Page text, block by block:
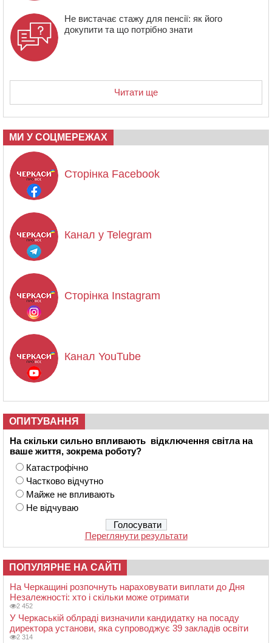
Не вистачає стажу для пенсії: як його
докупити та що потрібно знати
Читати ще
МИ У СОЦМЕРЕЖАХ
Сторінка Facebook
Канал у Telegram
Сторінка Instagram
Канал YouTube
ОПИТУВАННЯ
На скільки сильно впливають відключення світла на
ваше життя, зокрема роботу?
Катастрофічно
Частково відчутно
Майже не впливають
Не відчуваю
Переглянути результати
ПОПУЛЯРНЕ НА САЙТІ
На Черкащині розпочнуть нараховувати виплати до Дня
Незалежності: хто і скільки може отримати
2 452
У Черкаській облраді визначили кандидатку на посаду
директора установи, яка супроводжує 39 закладів освіти
2 314